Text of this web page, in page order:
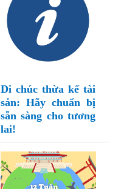
Di chúc thừa kế tài
sản: Hãy chuẩn bị
sẵn sàng cho tương
lai!